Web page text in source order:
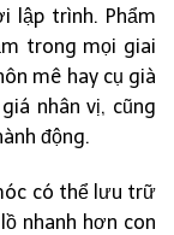
lập trình. Phẩm
trong mọi giai
mê hay cụ già
nhân vị, cũng
động.
có thể lưu trữ
nhanh hơn con